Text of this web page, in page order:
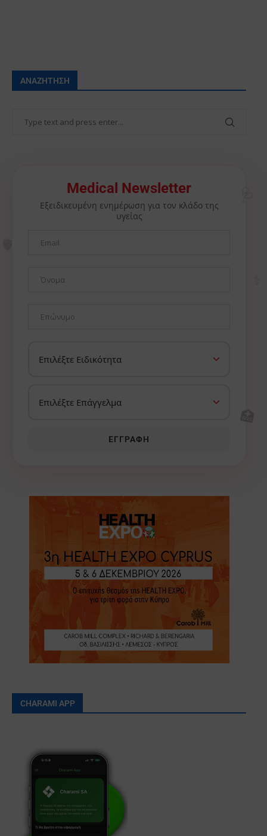
ΑΝΑΖΉΤΗΣΗ
Medical Newsletter
Εξειδικευμένη ενημέρωση για τον κλάδο της
υγείας
ΕΓΓΡΑΦΉ
CHARAMI APP